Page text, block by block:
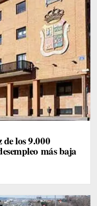
los 9.000
más baja